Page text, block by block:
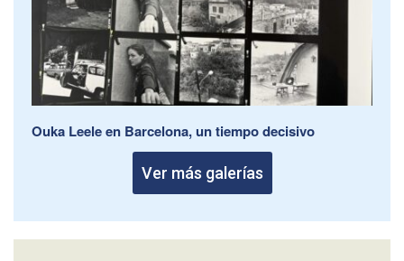
Ouka Leele en Barcelona, un tiempo decisivo
Ver más galerías